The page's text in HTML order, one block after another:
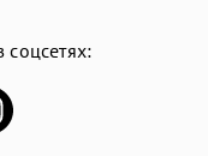
соцсетях: